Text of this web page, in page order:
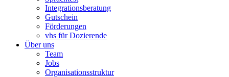
Integrationsberatung
Gutschein
Förderungen
vhs für Dozierende
Über uns
Team
Jobs
Organisationsstruktur